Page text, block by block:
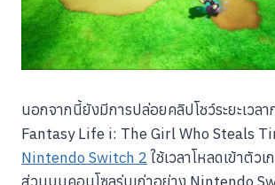
นอกจากนี้ยังมีการปล่อยคลิปโชว์ระยะเวลา
Fantasy Life i: The Girl Who Steals
Nintendo Switch 2 ใช้เวลาโหลดเข้าตัว